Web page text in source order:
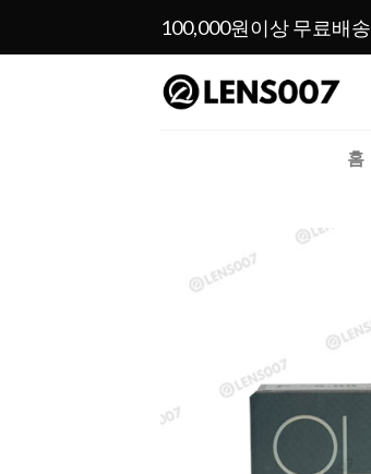
100,000원이상 무료배송
홈